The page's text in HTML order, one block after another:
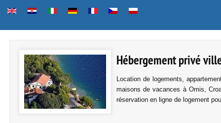
Hébergement privé
Location de logements,
maisons de vacances à Omis,
réservation en ligne de logement